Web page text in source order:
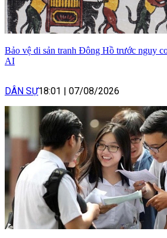
Bảo vệ di sản tranh Đông Hồ trước nguy
AI
DÂN SỰ18:01 07/08/2026